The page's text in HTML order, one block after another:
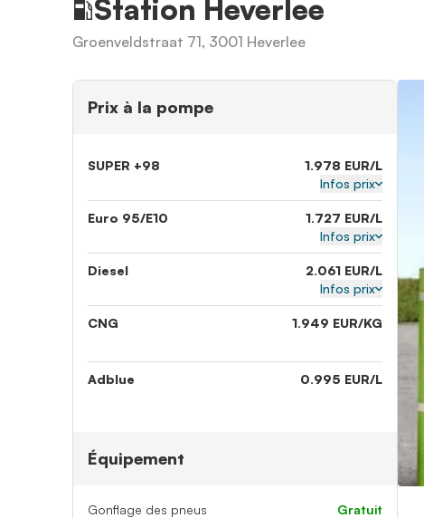
Station Heverlee
Groenveldstraat 71, 3001 Heverlee
Prix à la pompe
SUPER +98
1.978 EUR/L
Infos prix
Euro 95/E10
1.727 EUR/L
Infos prix
Diesel
2.061 EUR/L
Infos prix
CNG 1.949 EUR/KG
Adblue 0.995 EUR/L
Équipement
Gonflage des pneus gratuit